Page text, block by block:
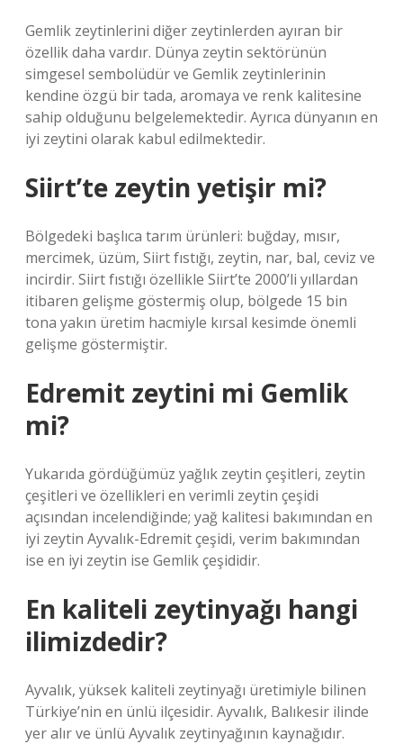
Gemlik zeytinlerini diğer zeytinlerden ayıran bir
özellik daha vardır. Dünya zeytin sektörünün
simgesel sembolüdür ve Gemlik zeytinlerinin
kendine özgü bir tada, aromaya ve renk kalitesine
sahip olduğunu belgelemektedir. Ayrıca dünyanın en
iyi zeytini olarak kabul edilmektedir.
Siirt’te zeytin yetişir mi?
Bölgedeki başlıca tarım ürünleri: buğday, mısır,
mercimek, üzüm, Siirt fıstığı, zeytin, nar, bal, ceviz ve
incirdir. Siirt fıstığı özellikle Siirt’te 2000’li yıllardan
itibaren gelişme göstermiş olup, bölgede 15 bin
tona yakın üretim hacmiyle kırsal kesimde önemli
gelişme göstermiştir.
Edremit zeytini mi Gemlik
mi?
Yukarıda gördüğümüz yağlık zeytin çeşitleri, zeytin
çeşitleri ve özellikleri en verimli zeytin çeşidi
açısından incelendiğinde; yağ kalitesi bakımından en
iyi zeytin Ayvalık-Edremit çeşidi, verim bakımından
ise en iyi zeytin ise Gemlik çeşididir.
En kaliteli zeytinyağı hangi
ilimizdedir?
Ayvalık, yüksek kaliteli zeytinyağı üretimiyle bilinen
Türkiye’nin en ünlü ilçesidir. Ayvalık, Balıkesir ilinde
yer alır ve ünlü Ayvalık zeytinyağının kaynağıdır.